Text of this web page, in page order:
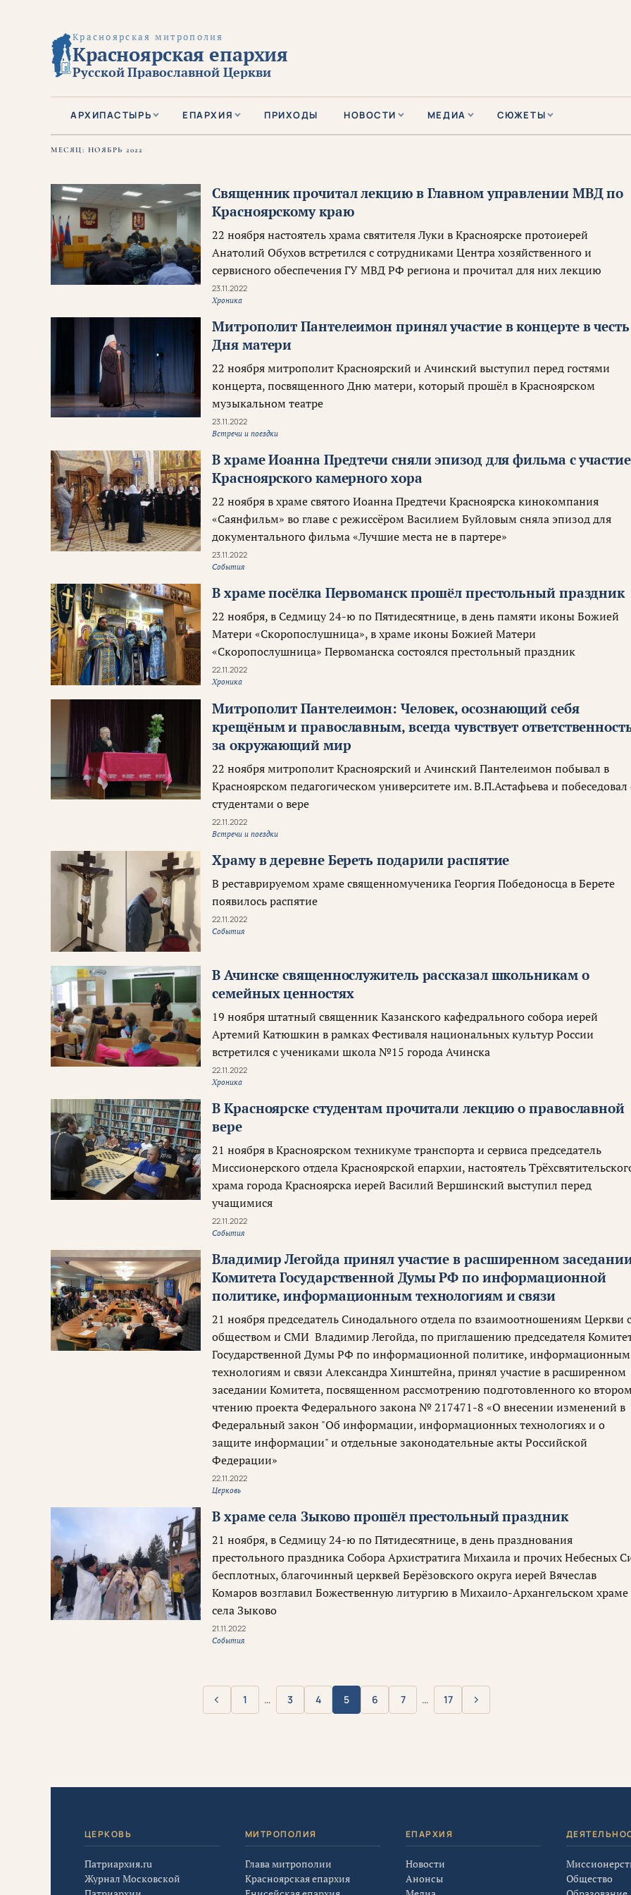
Красноярская митрополия
Красноярская епархия
Русской Православной Церкви
АРХИПАСТЫРЬ ЕПАРХИЯ ПРИХОДЫ НОВОСТИ МЕДИА СЮЖЕТЫ
МЕСЯЦ: НОЯБРЬ 2022
Священник прочитал лекцию в Главном управлении МВД по
Красноярскому краю
22 ноября настоятель храма святителя Луки в Красноярске протоиерей
Анатолий Обухов встретился с сотрудниками Центра хозяйственного и
сервисного обеспечения ГУ МВД РФ региона и прочитал для них лекцию
23.11.2022
Хроника
Митрополит Пантелеимон принял участие в концерте в честь
Дня матери
22 ноября митрополит Красноярский и Ачинский выступил перед гостями
концерта, посвященного Дню матери, который прошёл в Красноярском
музыкальном театре
23.11.2022
Встречи и поездки
В храме Иоанна Предтечи сняли эпизод для фильма с
Красноярского камерного хора
22 ноября в храме святого Иоанна Предтечи Красноярска кинокомпания
«Саянфильм» во главе с режиссёром Василием Буйловым сняла эпизод для
документального фильма «Лучшие места не в партере»
23.11.2022
События
В храме посёлка Первоманск прошёл престольный праздник
22 ноября, в Седмицу 24-ю по Пятидесятнице, в день памяти иконы Божией
Матери «Скоропослушница», в храме иконы Божией Матери
«Скоропослушница» Первоманска состоялся престольный праздник
22.11.2022
Хроника
Митрополит Пантелеимон: Человек, осознающий себя
крещёным и православным, всегда чувствует
за окружающий мир
22 ноября митрополит Красноярский и Ачинский Пантелеимон побывал в
Красноярском педагогическом университете им. В.П.Астафьева и побеседовал
студентами о вере
22.11.2022
Встречи и поездки
Храму в деревне Береть подарили распятие
В реставрируемом храме священномученика Георгия Победоносца в Берете
появилось распятие
22.11.2022
События
В Ачинске священнослужитель рассказал школьникам о
семейных ценностях
19 ноября штатный священник Казанского кафедрального собора иерей
Артемий Катюшкин в рамках Фестиваля национальных культур России
встретился с учениками школа №15 города Ачинска
22.11.2022
Хроника
В Красноярске студентам прочитали лекцию о православной
вере
21 ноября в Красноярском техникуме транспорта и сервиса председатель
Миссионерского отдела Красноярской епархии, настоятель
храма города Красноярска иерей Василий Вершинский выступил перед
учащимися
22.11.2022
События
Владимир Легойда принял участие в расширенном
Комитета Государственной Думы РФ по информационной
политике, информационным технологиям и связи
21 ноября председатель Синодального отдела по взаимоотношениям Церкви
обществом и СМИ Владимир Легойда, по приглашению председателя
Государственной Думы РФ по информационной политике, информационным
технологиям и связи Александра Хинштейна, принял участие в расширенном
заседании Комитета, посвященном рассмотрению подготовленного ко
чтению проекта Федерального закона № 217471-8 «О внесении изменений в
Федеральный закон "Об информации, информационных технологиях и о
защите информации" и отдельные законодательные акты Российской
Федерации»
22.11.2022
Церковь
В храме села Зыково прошёл престольный праздник
21 ноября, в Седмицу 24-ю по Пятидесятнице, в день празднования
престольного праздника Собора Архистратига Михаила и прочих Небесных
бесплотных, благочинный церквей Берёзовского округа иерей Вячеслав
Комаров возглавил Божественную литургию в Михаило-Архангельском храме
села Зыково
21.11.2022
События
Назад
‹ 1 … 3 4 5 6 7 … 17 Вперёд
›
ЦЕРКОВЬ
Патриархия.ru
Журнал Московской
МИТРОПОЛИЯ
Глава митрополии
Красноярская епархия
ЕПАРХИЯ
Новости
Анонсы
Общество